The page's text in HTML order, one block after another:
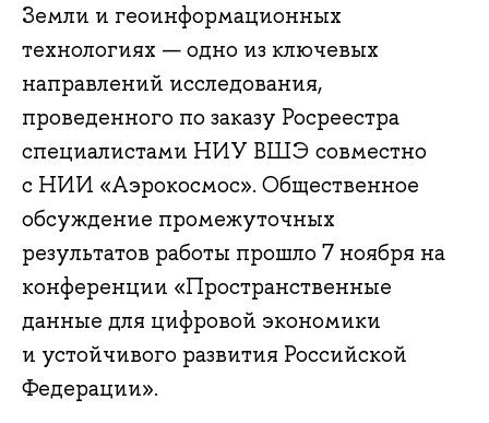
Земли и геоинформационных
технологиях — одно из ключевых
направлений исследования,
проведенного по заказу Росреестра
специалистами НИУ ВШЭ совместно
с НИИ «Аэрокосмос». Общественное
обсуждение промежуточных
результатов работы прошло 7 ноября на
конференции «Пространственные
данные для цифровой экономики
и устойчивого развития Российской
Федерации».